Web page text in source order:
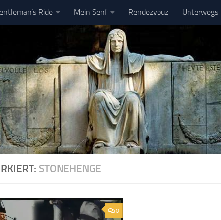
Ride Mein Senf Rendezvouz Unterwegs
STONEHENGE
0